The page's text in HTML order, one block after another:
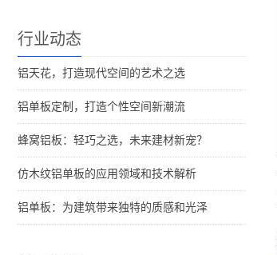
行业动态
铝天花，打造现代空间的艺术之选
铝单板定制，打造个性空间新潮流
蜂窝铝板：轻巧之选，未来建材新宠？
仿木纹铝单板的应用领域和技术解析
铝单板：为建筑带来独特的质感和光泽